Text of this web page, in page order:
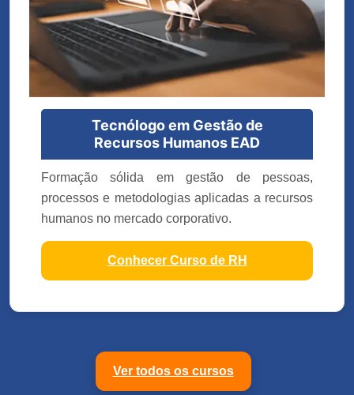
Tecnólogo em Gestão de
Recursos Humanos EAD
Formação sólida em gestão de pessoas,
processos e metodologias aplicadas a recursos
humanos no mercado corporativo.
Conhecer Curso de RH
Ver todos os cursos